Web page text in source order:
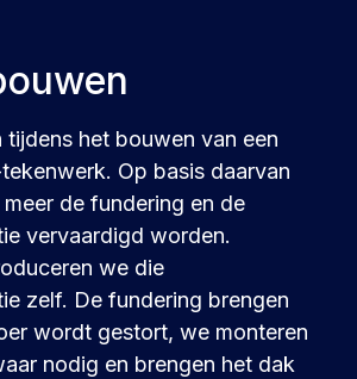
tijdens het bouwen van een
Op basis daarvan
de fundering en de
vervaardigd worden.
we die
zelf. De fundering brengen
wordt gestort, we monteren
nodig en brengen het dak